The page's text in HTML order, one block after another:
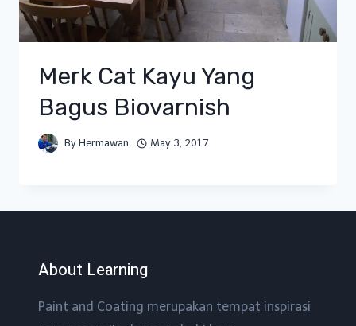
Merk Cat Kayu Yang
Bagus Biovarnish
By Hermawan May 3, 2017
About Learning
Paint and Coating merupakan tempat inspirasi